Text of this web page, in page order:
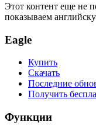
Этот контент еще не
показываем
Eagle
Купить
Скачать
Последние
Получить
Функции